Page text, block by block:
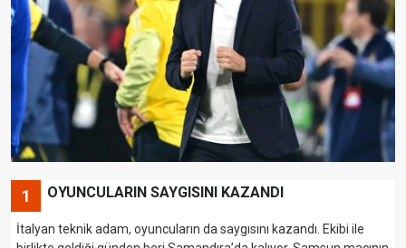
1 OYUNCULARIN SAYGISINI KAZANDI
İtalyan teknik adam, oyuncuların da saygısını kazandı. Ekibi ile